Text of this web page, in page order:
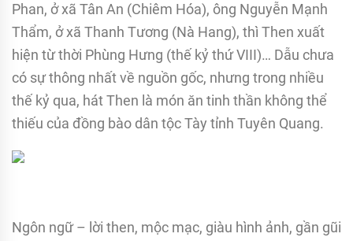
Phan, ở xã Tân An (Chiêm Hóa), ông Nguyễn Mạnh
Thẩm, ở xã Thanh Tương (Nà Hang), thì Then xuất
hiện từ thời Phùng Hưng (thế kỷ thứ VIII)… Dẫu chưa
có sự thông nhất về nguồn gốc, nhưng trong nhiều
thế kỷ qua, hát Then là món ăn tinh thần không thể
thiếu của đồng bào dân tộc Tày tỉnh Tuyên Quang.
Ngôn ngữ – lời then, mộc mạc, giàu hình ảnh, gần gũi